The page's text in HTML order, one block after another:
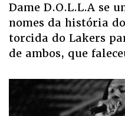
Dame D.O.L.L.A se
nomes da história
torcida do Lakers
de ambos, que